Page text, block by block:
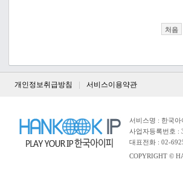
처음
개인정보취급방침 서비스이용약관
서비스명 : 한국
사업자등록번호 :
대표전화 : 02-
COPYRIGHT ©